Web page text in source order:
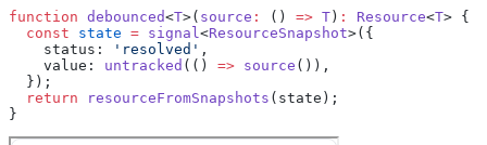
function debounced<T>( source : () => T ) : Resource<T> {
  const
state = signal<ResourceSnapshot>({
    status:
'resolved' ,
    value:
untracked (() => source ()),
  });
  return
resourceFromSnapshots (state);
}